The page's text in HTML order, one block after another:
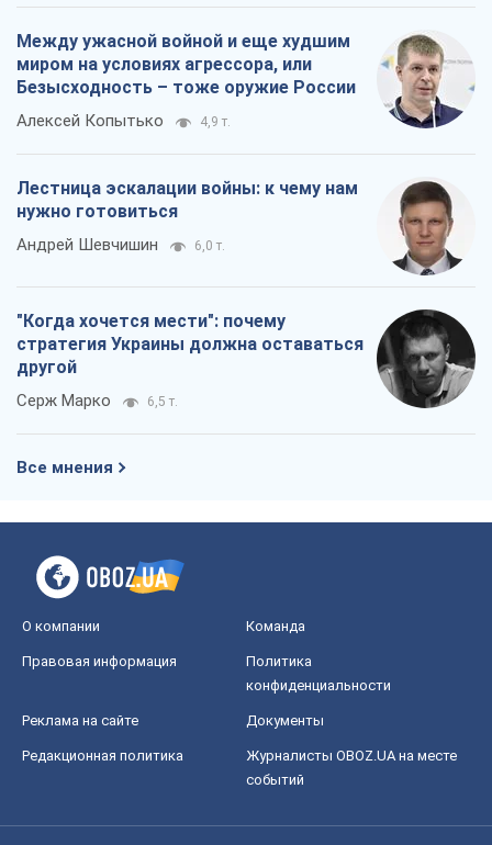
Между ужасной войной и еще худшим
миром на условиях агрессора, или
Безысходность – тоже оружие России
Алексей Копытько 4,9 т.
Лестница эскалации войны: к чему нам
нужно готовиться
Андрей Шевчишин 6,0 т.
"Когда хочется мести": почему
стратегия Украины должна оставаться
другой
Серж Марко 6,5 т.
Все мнения
О компании Команда
Правовая информация
Политика
конфиденциальности
Реклама на сайте Документы
Редакционная политика
Журналисты OBOZ.UA на месте
событий